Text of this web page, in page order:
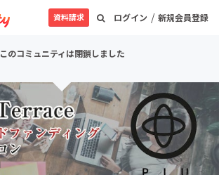
ログイン / 新規会員登録
資料請求
このコミュニティは閉鎖しました